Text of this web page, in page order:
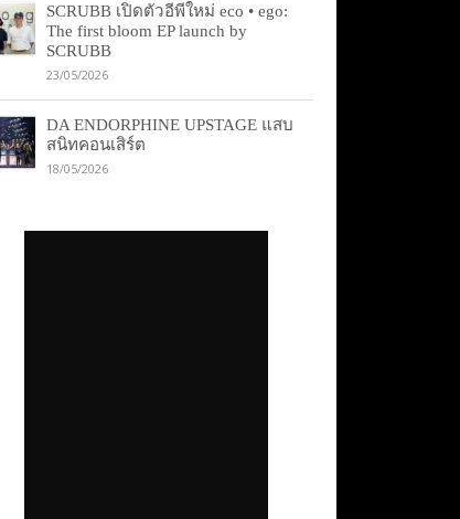
SCRUBB เปิดตัวอีพีใหม่ eco • ego:
The first bloom EP launch by
SCRUBB
23/05/2026
DA ENDORPHINE UPSTAGE แสบ
สนิทคอนเสิร์ต
18/05/2026